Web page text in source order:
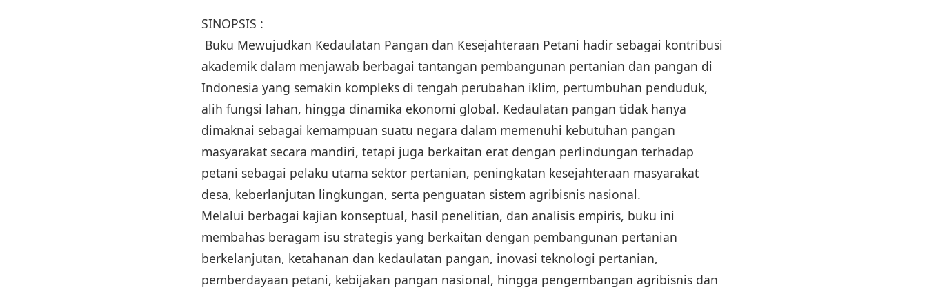
SINOPSIS :
Buku Mewujudkan Kedaulatan Pangan dan Kesejahteraan Petani hadir sebagai kontribusi
akademik dalam menjawab berbagai tantangan pembangunan pertanian dan pangan di
Indonesia yang semakin kompleks di tengah perubahan iklim, pertumbuhan penduduk,
alih fungsi lahan, hingga dinamika ekonomi global. Kedaulatan pangan tidak hanya
dimaknai sebagai kemampuan suatu negara dalam memenuhi kebutuhan pangan
masyarakat secara mandiri, tetapi juga berkaitan erat dengan perlindungan terhadap
petani sebagai pelaku utama sektor pertanian, peningkatan kesejahteraan masyarakat
desa, keberlanjutan lingkungan, serta penguatan sistem agribisnis nasional.
Melalui berbagai kajian konseptual, hasil penelitian, dan analisis empiris, buku ini
membahas beragam isu strategis yang berkaitan dengan pembangunan pertanian
berkelanjutan, ketahanan dan kedaulatan pangan, inovasi teknologi pertanian,
pemberdayaan petani, kebijakan pangan nasional, hingga pengembangan agribisnis dan